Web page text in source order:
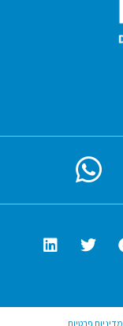
מדיניות פרטיות